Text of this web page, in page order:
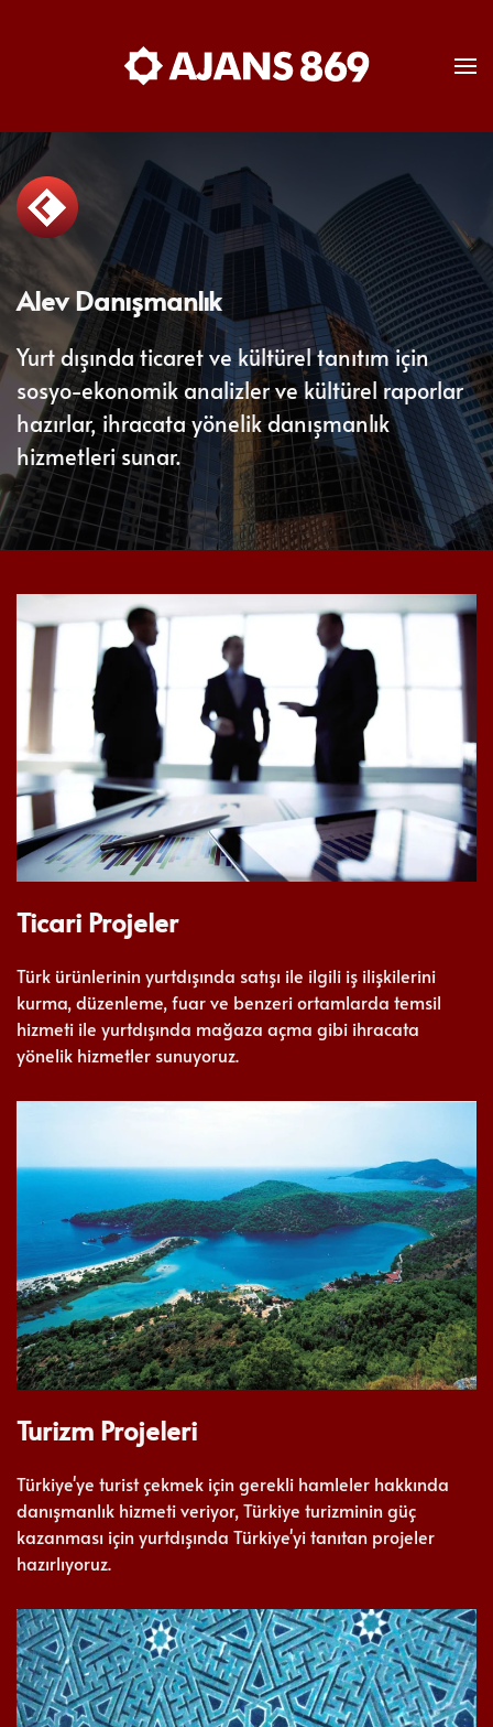
Skip to main content
Alev Danışmanlık
Yurt dışında ticaret ve kültürel tanıtım için
sosyo-ekonomik analizler ve kültürel raporlar
hazırlar, ihracata yönelik danışmanlık
hizmetleri sunar.
Ticari Projeler
Türk ürünlerinin yurtdışında satışı ile ilgili iş ilişkilerini
kurma, düzenleme, fuar ve benzeri ortamlarda temsil
hizmeti ile yurtdışında mağaza açma gibi ihracata
yönelik hizmetler sunuyoruz.
Turizm Projeleri
Türkiye'ye turist çekmek için gerekli hamleler hakkında
danışmanlık hizmeti veriyor, Türkiye turizminin güç
kazanması için yurtdışında Türkiye'yi tanıtan projeler
hazırlıyoruz.